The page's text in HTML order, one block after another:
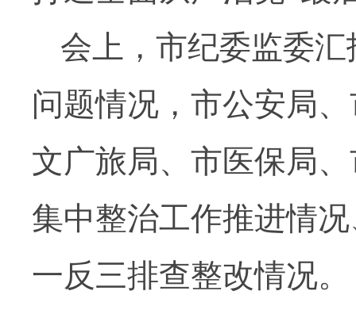
会上，市纪委监委
问题情况，市公安局
文广旅局、市医保局
集中整治工作推进情
一反三排查整改情况。